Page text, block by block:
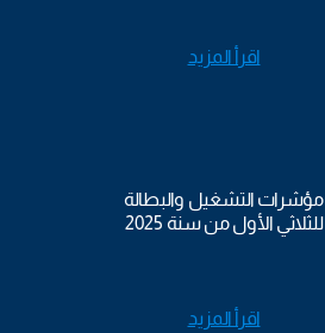
اقرأ المزيد
مؤشرات التشغيل والبطالة
للثلاثي الأول من سنة 2025
اقرأ المزيد